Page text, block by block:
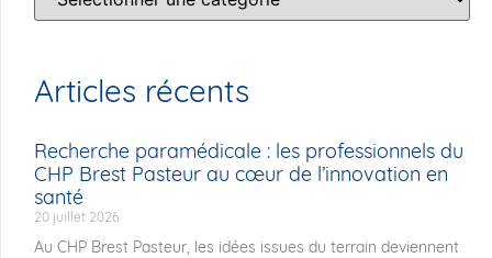
Articles récents
Recherche paramédicale : les professionnels du
CHP Brest Pasteur au cœur de l’innovation en
santé
20 juillet 2026
Au CHP Brest Pasteur, les idées issues du terrain deviennent